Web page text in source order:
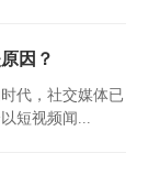
因？
代，社交媒体已
短视频闻...